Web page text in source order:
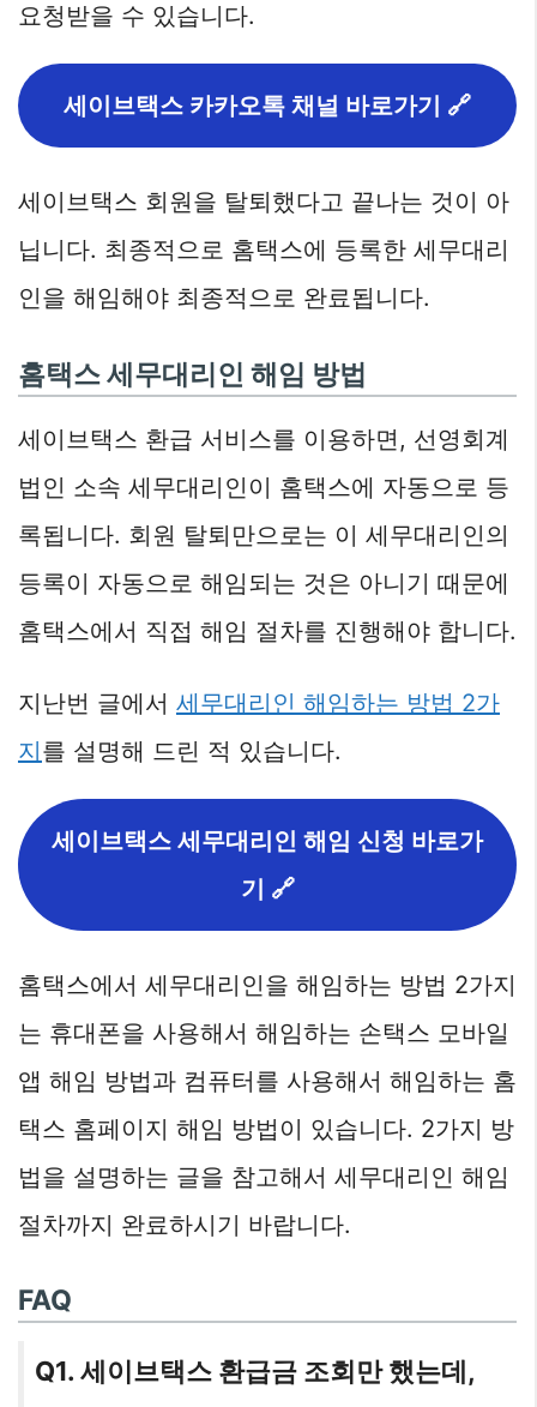
요청받을 수 있습니다.
세이브택스 카카오톡 채널 바로가기 🔗
세이브택스 회원을 탈퇴했다고 끝나는 것이 아
닙니다. 최종적으로 홈택스에 등록한 세무대리
인을 해임해야 최종적으로 완료됩니다.
홈택스 세무대리인 해임 방법
세이브택스 환급 서비스를 이용하면, 선영회계
법인 소속 세무대리인이 홈택스에 자동으로 등
록됩니다. 회원 탈퇴만으로는 이 세무대리인의
등록이 자동으로 해임되는 것은 아니기 때문에
홈택스에서 직접 해임 절차를 진행해야 합니다.
지난번 글에서 세무대리인 해임하는 방법 2가
지를 설명해 드린 적 있습니다.
세이브택스 세무대리인 해임 신청 바로가
기 🔗
홈택스에서 세무대리인을 해임하는 방법 2가지
는 휴대폰을 사용해서 해임하는 손택스 모바일
앱 해임 방법과 컴퓨터를 사용해서 해임하는 홈
택스 홈페이지 해임 방법이 있습니다. 2가지 방
법을 설명하는 글을 참고해서 세무대리인 해임
절차까지 완료하시기 바랍니다.
FAQ
Q1. 세이브택스 환급금 조회만 했는데,